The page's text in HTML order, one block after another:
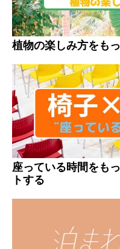
植物の楽しみ方をも
座っている時間をも
トする